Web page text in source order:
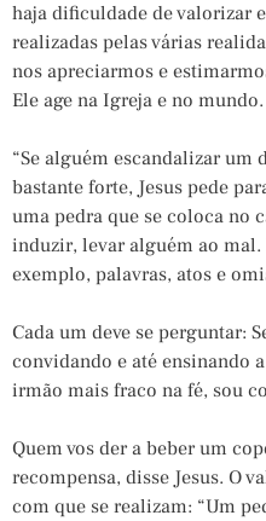
haja dificuldade de valorizar
realizadas pelas várias
nos apreciarmos e
Ele age na Igreja e no mundo.
“Se alguém escandalizar um
bastante forte, Jesus pede
uma pedra que se coloca no
induzir, levar alguém ao mal.
exemplo, palavras, atos e
Cada um deve se perguntar:
convidando e até ensinando
irmão mais fraco na fé, sou
Quem vos der a beber um
recompensa, disse Jesus. O
com que se realizam: “Um